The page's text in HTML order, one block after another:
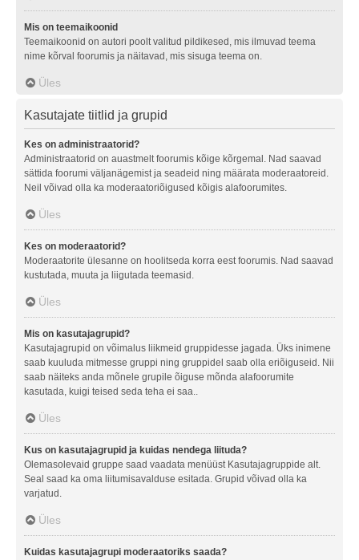
Mis on teemaikoonid
Teemaikoonid on autori poolt valitud pildikesed, mis ilmuvad teema
nime kõrval foorumis ja näitavad, mis sisuga teema on.
Üles
Kasutajate tiitlid ja grupid
Kes on administraatorid?
Administraatorid on auastmelt foorumis kõige kõrgemal. Nad saavad
sättida foorumi väljanägemist ja seadeid ning määrata moderaatoreid.
Neil võivad olla ka moderaatoriõigused kõigis alafoorumites.
Üles
Kes on moderaatorid?
Moderaatorite ülesanne on hoolitseda korra eest foorumis. Nad saavad
kustutada, muuta ja liigutada teemasid.
Üles
Mis on kasutajagrupid?
Kasutajagrupid on võimalus liikmeid gruppidesse jagada. Üks inimene
saab kuuluda mitmesse gruppi ning gruppidel saab olla eriõiguseid. Nii
saab näiteks anda mõnele grupile õiguse mõnda alafoorumite
kasutada, kuigi teised seda teha ei saa..
Üles
Kus on kasutajagrupid ja kuidas nendega liituda?
Olemasolevaid gruppe saad vaadata menüüst Kasutajagruppide alt.
Seal saad ka oma liitumisavalduse esitada. Grupid võivad olla ka
varjatud.
Üles
Kuidas kasutajagrupi moderaatoriks saada?